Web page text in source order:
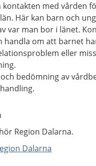
kontakten med vården
Här kan barn och
var man bor i länet.
handla om att barnet
eller
bedömning av
Region Dalarna.
Dalarna